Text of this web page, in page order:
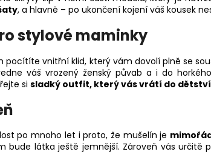
, a hlavně – po ukončení kojení váš kousek
stylové maminky
vnitřní klid, který vám dovolí plně se
váš vrozený ženský půvab a i do
si sladký outfit, který vás vrátí do dětství
po mnoho let i proto, že mušelín je
bude látka ještě jemnější. Zároveň vás určitě